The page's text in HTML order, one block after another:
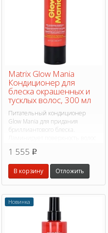
Matrix Glow Mania
Кондиционер для
блеска окрашенных и
тусклых волос, 300 мл
Питательный кондиционер
Glow Mania для придания
бриллиантового блеска.
более блестящими.
1 555 p
В корзину Отложить
Новинка